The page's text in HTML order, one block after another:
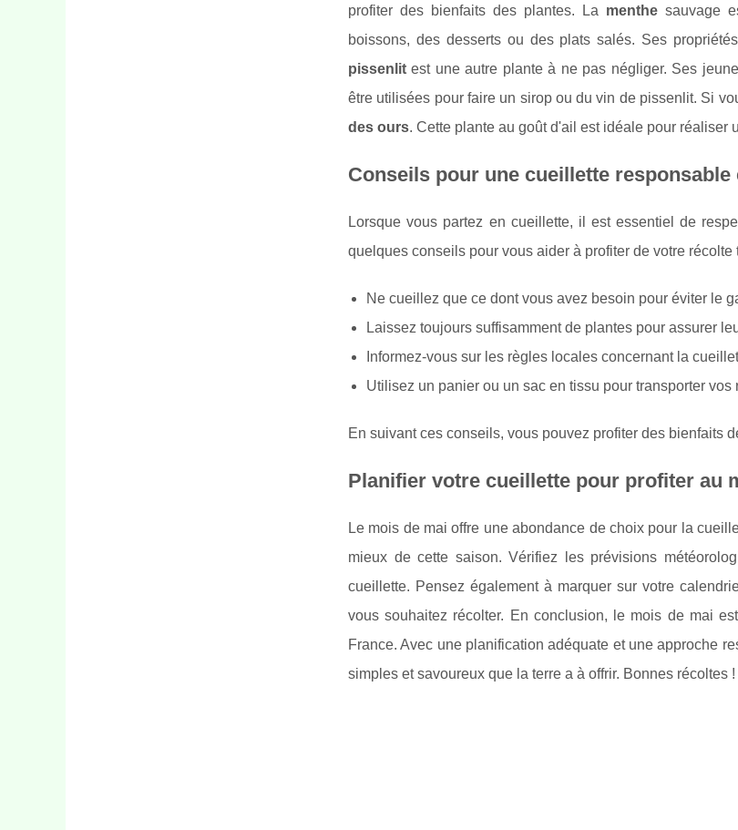
profiter des bienfaits des plantes. La menthesauvage
boissons, des desserts ou des plats salés. Ses
pissenlit est une autre plante à ne pas négliger. Ses
être utilisées pour faire un sirop ou du vin de pissenlit. Si
des ours. Cette plante au goût d'ail est idéale pour réaliser
Conseils pour une cueillette responsable
Lorsque vous partez en cueillette, il est essentiel de
quelques conseils pour vous aider à profiter de votre
Ne cueillez que ce dont vous avez besoin pour éviter le
Laissez toujours suffisamment de plantes pour assurer
Informez-vous sur les règles locales concernant la
Utilisez un panier ou un sac en tissu pour transporter
En suivant ces conseils, vous pouvez profiter des bienfaits
Planifier votre cueillette pour profiter au
Le mois de mai offre une abondance de choix pour la
mieux de cette saison. Vérifiez les prévisions
cueillette. Pensez également à marquer sur votre
vous souhaitez récolter. En conclusion, le mois de mai
France. Avec une planification adéquate et une approche
simples et savoureux que la terre a à offrir. Bonnes récoltes !